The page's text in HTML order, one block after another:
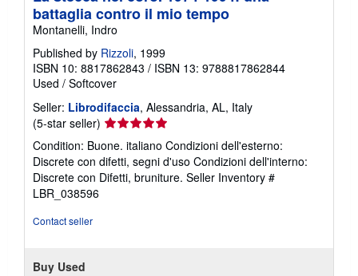
battaglia contro il mio tempo
Montanelli, Indro
Published by Rizzoli, 1999
ISBN 10: 8817862843 / ISBN 13: 9788817862844
Used / Softcover
Seller: Librodifaccia, Alessandria, AL, Italy
(5-star seller) Seller
rating
5
out
of
Condition: Buone. italiano Condizioni dell'esterno:
Discrete con difetti, segni d'uso Condizioni dell'interno:
Discrete con Difetti, bruniture. Seller Inventory #
LBR_038596
Contact seller
Buy Used